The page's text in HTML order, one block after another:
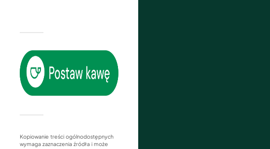
Kopiowanie treści ogólnodostępnych
wymaga zaznaczenia źródła i może